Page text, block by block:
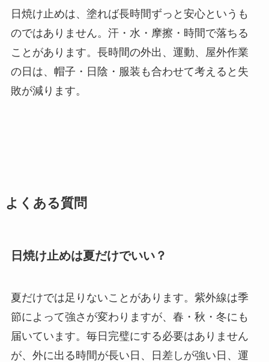
日焼け止めは、塗れば長時間ずっと安心というも
のではありません。汗・水・摩擦・時間で落ちる
ことがあります。長時間の外出、運動、屋外作業
の日は、帽子・日陰・服装も合わせて考えると失
敗が減ります。
よくある質問
日焼け止めは夏だけでいい？
夏だけでは足りないことがあります。紫外線は季
節によって強さが変わりますが、春・秋・冬にも
届いています。毎日完璧にする必要はありません
が、外に出る時間が長い日、日差しが強い日、運